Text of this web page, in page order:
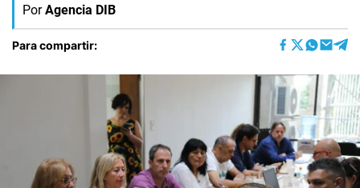
Por Agencia DIB
Para compartir: